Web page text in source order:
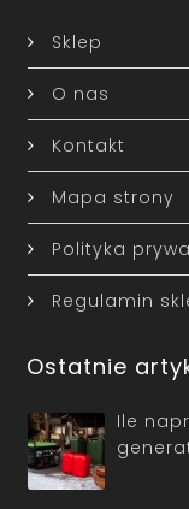
Sklep
O nas
Kontakt
Mapa strony
Polityka
Regulamin
Ostatnie
Ile